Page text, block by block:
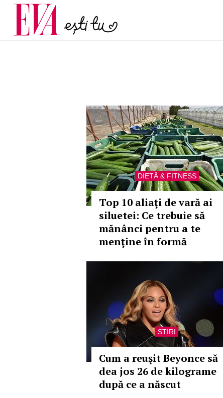
DIETĂ & FITNESS
Top 10 aliaţi de vară ai
siluetei: Ce trebuie să
mănânci pentru a te
menţine în formă
STIRI
Cum a reuşit Beyonce să
dea jos 26 de kilograme
după ce a născut
Carieră
Actualitate